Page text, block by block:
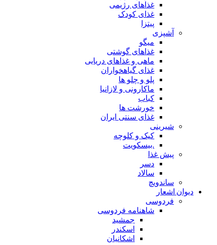
غذاهای رژیمی
غذای کودک
پیتزا
آشپزی
میگو
غذاهای گوشتی
ماهی و غذاهای دریایی
غذای گیاهخواران
پلو و چلو ها
ماکارونی و لازانیا
کباب
خورشت ها
غذای سنتی ایران
شیرینی
کیک و کلوچه
.بیسکویت
پیش غذا
دسر
سالاد
ساندویچ
دیوان اشعار
فردوسی
شاهنامه فردوسی
جمشید
اسکندر
اشکانیان